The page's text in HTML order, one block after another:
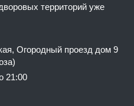
территорий уже
Огородный проезд дом 9
21:00